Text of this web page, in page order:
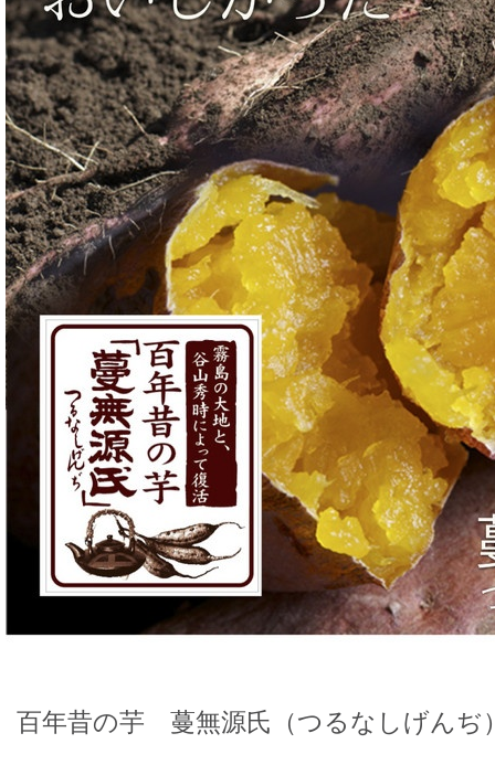
百年昔の芋 蔓無源氏（つるなしげん